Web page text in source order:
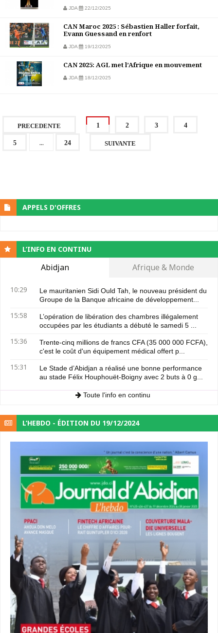
JDA 22/12/2025
CAN Maroc 2025 : Sébastien Haller forfait,
Evann Guessand en renfort
JDA 19/12/2025
CAN 2025: AGL met l’Afrique en mouvement
JDA 18/12/2025
PRECEDENTE 1 2 3 4
5 ... 24 SUIVANTE
APPELS D'OFFRES
L’INFO EN CONTINU
Abidjan Afrique & Monde
10:29
Le mauritanien Sidi Ould Tah, le nouveau président du
Groupe de la Banque africaine de développement...
15:58
L’opération de libération des chambres illégalement
occupées par les étudiants a débuté le samedi 5 ...
15:36
Trente-cinq millions de francs CFA (35 000 000 FCFA),
c'est le coût d'un équipement médical offert p...
15:31
Le Stade d’Abidjan a réalisé une bonne performance
au stade Félix Houphouët-Boigny avec 2 buts à 0 g...
Toute l'info en continu
L’HEBDO - ÉDITION DU 19/12/2024